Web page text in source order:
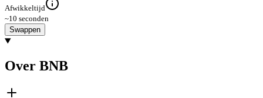
Afwikkeltijd
~10 seconden
Swappen
Over BNB